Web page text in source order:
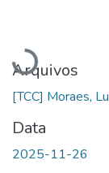
Carregando...
Arquivos
[TCC] Moraes,
Data
2025-11-26